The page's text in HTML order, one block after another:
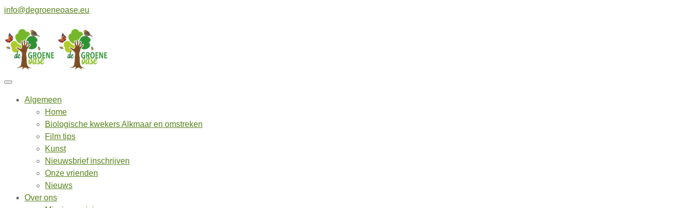
info@degroeneoase.eu
Algemeen
Home
Biologische kwekers Alkmaar en omstreken
Film tips
Kunst
Nieuwsbrief inschrijven
Onze vrienden
Nieuws
Over ons